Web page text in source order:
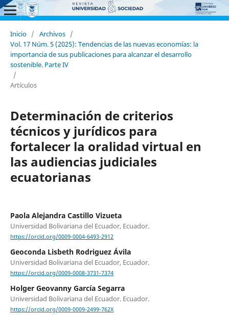
Inicio / Archivos /
Vol. 17 Núm. 5 (2025): Tendencias de las nuevas economías: la
importancia de sus publicaciones para alcanzar el desarrollo
sostenible. Parte IV
/
Artículos
Determinación de criterios
técnicos y jurídicos para
fortalecer la oralidad virtual en
las audiencias judiciales
ecuatorianas
Paola Alejandra Castillo Vizueta
Universidad Bolivariana del Ecuador, Ecuador.
https://orcid.org/0009-0004-6493-2912
Geoconda Lisbeth Rodriguez Ávila
Universidad Bolivariana del Ecuador, Ecuador.
https://orcid.org/0009-0008-3731-7374
Holger Geovanny García Segarra
Universidad Bolivariana del Ecuador. Ecuador.
https://orcid.org/0009-0009-2499-762X